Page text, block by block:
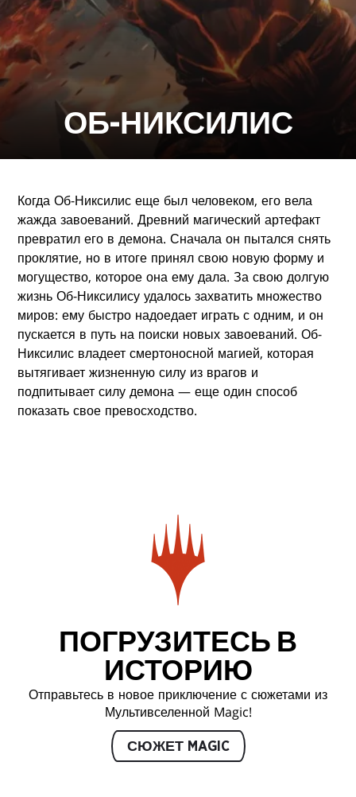
ОБ-НИКСИЛИС
Когда Об-Никсилис еще был человеком, его вела
жажда завоеваний. Древний магический артефакт
превратил его в демона. Сначала он пытался снять
проклятие, но в итоге принял свою новую форму и
могущество, которое она ему дала. За свою долгую
жизнь Об-Никсилису удалось захватить множество
миров: ему быстро надоедает играть с одним, и он
пускается в путь на поиски новых завоеваний. Об-
Никсилис владеет смертоносной магией, которая
вытягивает жизненную силу из врагов и
подпитывает силу демона — еще один способ
показать свое превосходство.
ПОГРУЗИТЕСЬ В
ИСТОРИЮ
Отправьтесь в новое приключение с сюжетами из
Мультивселенной Magic!
СЮЖЕТ MAGIC